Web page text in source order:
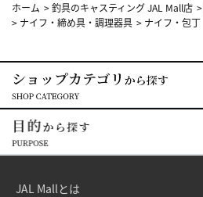
ホーム >釣具のキャスティング JAL Mall店 >
> ナイフ・締め具・調理器具 > ナイフ・包丁
JAL Mallとは